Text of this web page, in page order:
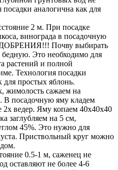
аналогична как для
2 м. При посадке
винограда в посадочную
Почву выбирать
Это необходимо для
растений и полной
Технология посадки
для простых яблонь.
жимолость сажаем на
В посадочную яму кладем
2х ведер. Яму копаем 40х40х40
заглубляем на 5 см,
45%. Это нужно для
Приствольный круг можно
0.5-1 м, саженец не
оставляют не более 4-6